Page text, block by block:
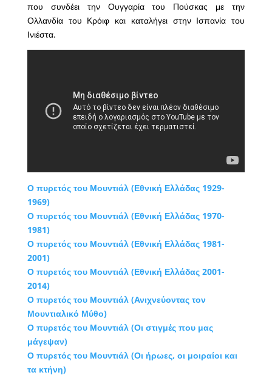
που συνδέει την Ουγγαρία του Πούσκας με την
Ολλανδία του Κρόιφ και καταλήγει στην Ισπανία του
Ινιέστα.
Ο πυρετός του Μουντιάλ (Εθνική Ελλάδας 1929-
1969)
Ο πυρετός του Μουντιάλ (Εθνική Ελλάδας 1970-
1981)
Ο πυρετός του Μουντιάλ (Εθνική Ελλάδας 1981-
2001)
Ο πυρετός του Μουντιάλ (Εθνική Ελλάδας 2001-
2014)
Ο πυρετός του Μουντιάλ (Ανιχνεύοντας τον
Μουντιαλικό Μύθο)
Ο πυρετός του Μουντιάλ (Οι στιγμές που μας
μάγεψαν)
Ο πυρετός του Μουντιάλ (Οι ήρωες, οι μοιραίοι και
τα κτήνη)